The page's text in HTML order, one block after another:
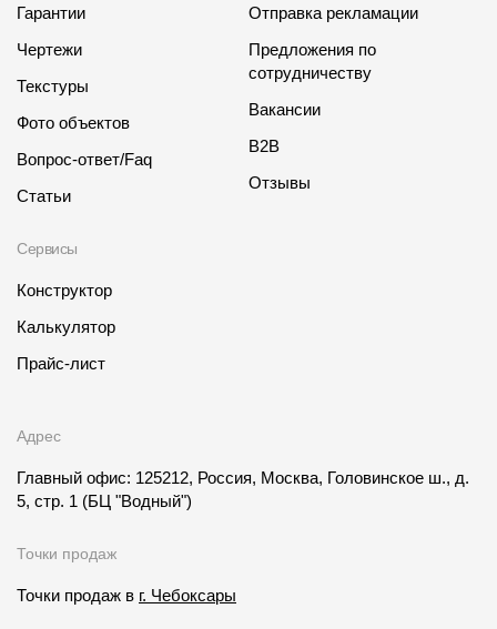
Гарантии
Чертежи
Текстуры
Фото объектов
Вопрос-ответ/Faq
Статьи
Сервисы
Конструктор
Калькулятор
Прайс-лист
Отправка рекламации
Предложения по
сотрудничеству
Вакансии
B2B
Отзывы
Адрес
Главный офис: 125212, Россия, Москва, Головинское ш., д.
5, стр. 1 (БЦ "Водный")
Точки продаж
Точки продаж в г. Чебоксары